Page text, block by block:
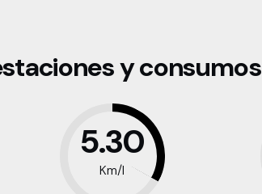
y consumos
5.30
Km/l